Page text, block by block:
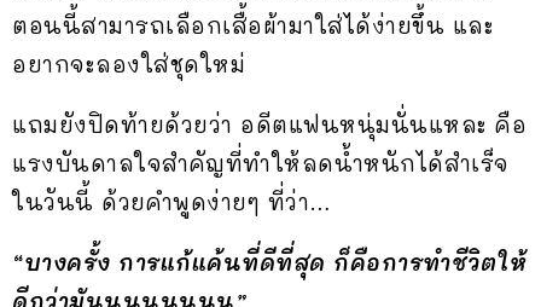
ตอนนี้สามารถเลือกเสื้อผ้ามาใส่ได้ง่ายขึ้น และ
อยากจะลองใส่ชุดใหม่
แถมยังปิดท้ายด้วยว่า อดีตแฟนหนุ่มนั่นแหละ คือ
แรงบันดาลใจสำคัญที่ทำให้ลดน้ำหนักได้สำเร็จ
ในวันนี้ ด้วยคำพูดง่ายๆ ที่ว่า…
“บางครั้ง การแก้แค้นที่ดีที่สุด ก็คือการทำชีวิตให้
ดีกว่ามันนนนนนนน”